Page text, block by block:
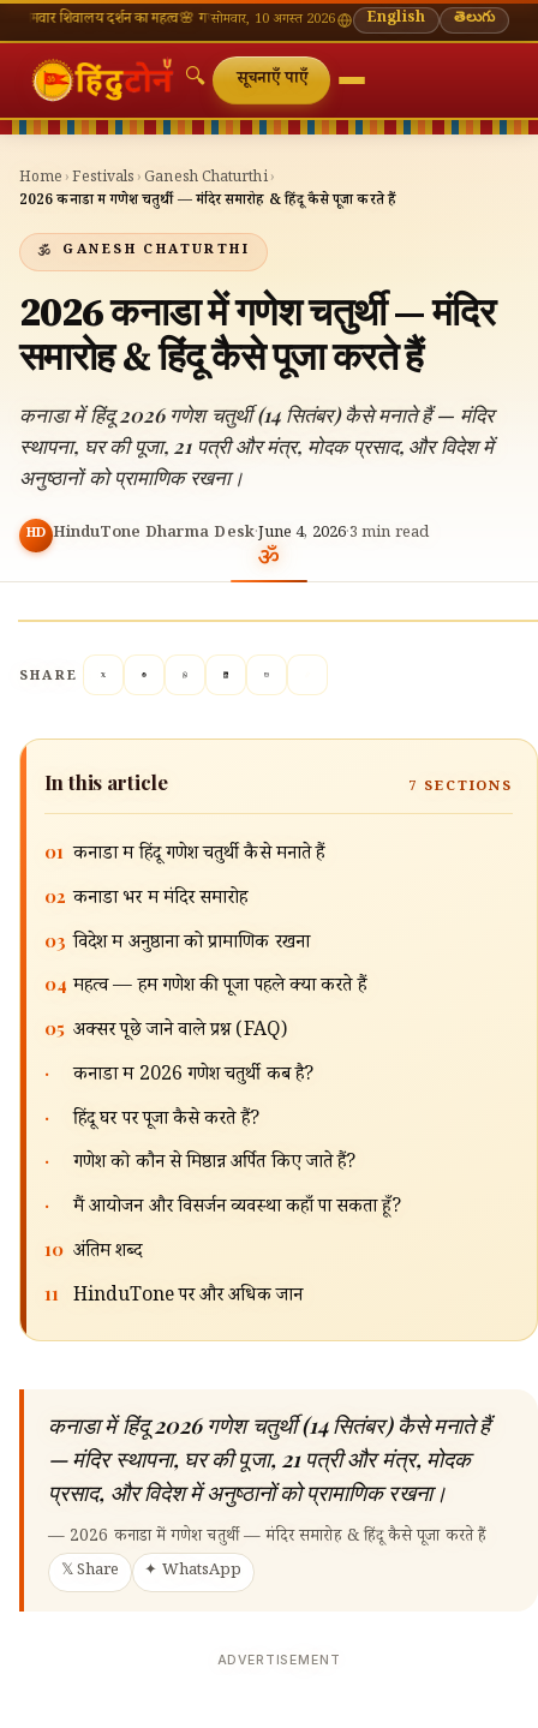
दर्शन का महत्व🌸 गणेश चतुर्थी — भाद्रपद शुक्ल चतुर्थी⛩ काशी विश्वनाथ — आज के दर्शन समय
सोमवार, 10 अगस्त 2026 English తెలుగు
🔍
🔍
सूचनाएँ पाएँ
Home ›Festivals ›Ganesh Chaturthi›
2026 कनाडा में गणेश चतुर्थी — मंदिर समारोह & हिंदू कैसे पूजा करते हैं
GANESH CHATURTHI
2026 कनाडा में गणेश चतुर्थी — मंदिर
समारोह & हिंदू कैसे पूजा करते हैं
कनाडा में हिंदू 2026 गणेश चतुर्थी (14 सितंबर) कैसे मनाते हैं — मंदिर
स्थापना, घर की पूजा, 21 पत्री और मंत्र, मोदक प्रसाद, और विदेश में
अनुष्ठानों को प्रामाणिक रखना।
HD HinduTone Dharma Desk·June 4, 2026·3 min read
SHARE
In this article 7 SECTIONS
01 कनाडा में हिंदू गणेश चतुर्थी कैसे मनाते हैं
02 कनाडा भर में मंदिर समारोह
03 विदेश में अनुष्ठानों को प्रामाणिक रखना
04 महत्व — हम गणेश की पूजा पहले क्यों करते हैं
05 अक्सर पूछे जाने वाले प्रश्न (FAQ)
· कनाडा में 2026 गणेश चतुर्थी कब है?
· हिंदू घर पर पूजा कैसे करते हैं?
· गणेश को कौन से मिष्ठान्न अर्पित किए जाते हैं?
· मैं आयोजन और विसर्जन व्यवस्था कहाँ पा सकता हूँ?
10 अंतिम शब्द
11 HinduTone पर और अधिक जानें
कनाडा में हिंदू 2026 गणेश चतुर्थी (14 सितंबर) कैसे मनाते हैं
— मंदिर स्थापना, घर की पूजा, 21 पत्री और मंत्र, मोदक
प्रसाद, और विदेश में अनुष्ठानों को प्रामाणिक रखना।
— 2026 कनाडा में गणेश चतुर्थी — मंदिर समारोह & हिंदू कैसे पूजा करते हैं
𝕏 Share ✦ WhatsApp
ADVERTISEMENT